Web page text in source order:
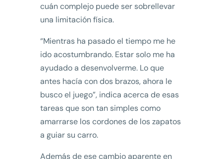
cuán complejo puede ser sobrellevar
una limitación física.
“Mientras ha pasado el tiempo me he
ido acostumbrando. Estar solo me ha
ayudado a desenvolverme. Lo que
antes hacía con dos brazos, ahora le
busco el juego”, indica acerca de esas
tareas que son tan simples como
amarrarse los cordones de los zapatos
a guiar su carro.
Además de ese cambio aparente en